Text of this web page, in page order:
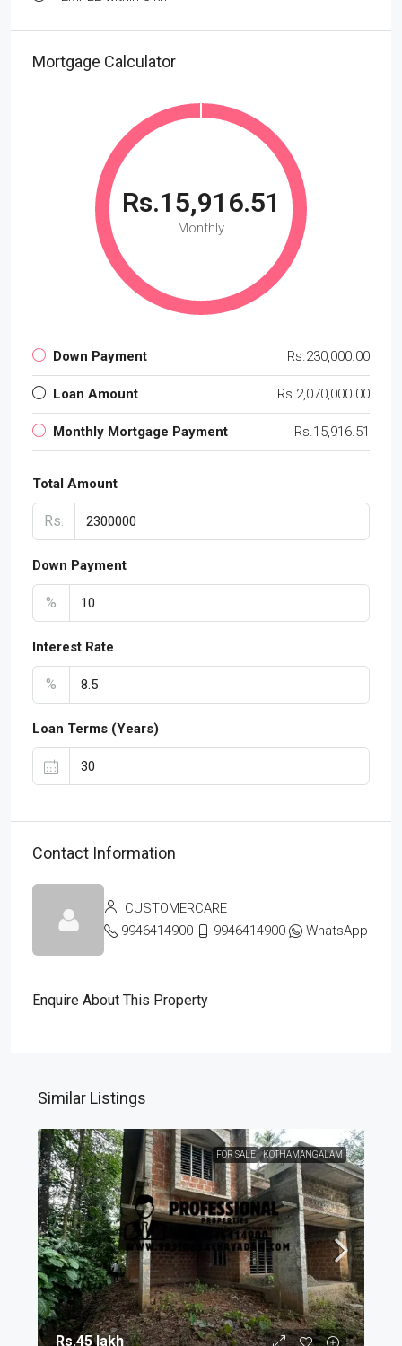
Mortgage Calculator
Rs.15,916.51
Monthly
Down Payment Rs.230,000.00
Loan Amount Rs.2,070,000.00
Monthly Mortgage Payment Rs.15,916.51
Total Amount
Rs.
Down Payment
%
Interest Rate
%
Loan Terms (Years)
Contact Information
CUSTOMERCARE
9946414900
9946414900 WhatsApp
Enquire About This Property
Similar Listings
FOR SALE KOTHAMANGALAM
Rs.45 lakh